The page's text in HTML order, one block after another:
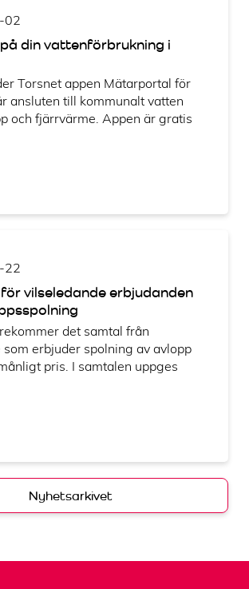
02
din vattenförbrukning i
Torsnet appen Mätarportal för
ansluten till kommunalt vatten
och fjärrvärme. Appen är gratis
22
vilseledande erbjudanden
det samtal från
erbjuder spolning av avlopp
pris. I samtalen uppges
Nyhetsarkivet